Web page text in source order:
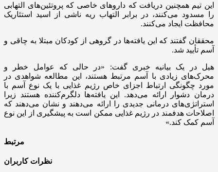
این تیم همچنین دریافت که داروهای خاصی که پروتئین‌های التهابی
را مسدود می‌کنند، در برابر التهاب ریه ناشی از اسید استئاریک
محافظت ایجاد می‌کنند.
محققان گفتند که این یافته‌ها در گروهی از کودکان مبتلا به چاقی و
آسم تأیید شد.
هیل در یک بیانیه خبری گفت: «در حالی که عوامل خطر و
محرک‌های زیادی با آسم مرتبط هستند، این مطالعه شواهدی در
مورد چگونگی ارتباط اجزای خاص رژیم غذایی با یک نوع آسم با
درمان دشوار ارائه می‌دهد. این یافته‌ها دلگرم‌کننده هستند زیرا
استراتژی‌های درمانی جدیدی را ارائه می‌دهند و نشان می‌دهند که
اصلاحات هدفمند در رژیم غذایی ممکن است به پیشگیری از این نوع
آسم کمک کند.»
مرتبط
نظرات کاربران